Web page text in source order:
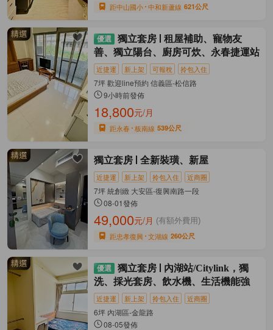
距中山國小 中和新蘆線 621公尺
獨立套房
租屋補助、寵物友
善、獨立陽台、廚房可炊、永春捷運站
近捷運 新上架 可報稅 拎包入住
7坪 歡迎line預約 信義區-松信路
9小時前發佈
18,800元/月
距永春 板南線 539公尺
獨立套房 全新裝璜、新屋
近捷運 新上架 拎包入住 近商圈
7坪 統創緻 大安區-復興南路一段
08-01發佈
49,000元/月 (有額外費用)
距忠孝復興 文湖線 260公尺
獨立套房
內湖站/Citylink，獨
洗、採光套房、飲水機、生活機能強
近捷運 新上架 拎包入住 近商圈
6坪 內湖區-金龍路
08-05發佈